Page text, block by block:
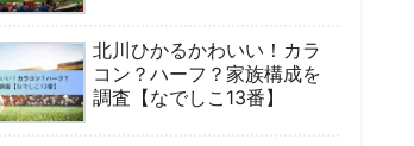
北川ひかるかわいい！カラ
コン？ハーフ？家族構成を
調査【なでしこ13番】